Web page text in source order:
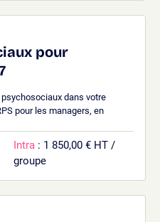
pour
dans votre
pour les managers, en
Intra : 1 850,00 € HT /
groupe